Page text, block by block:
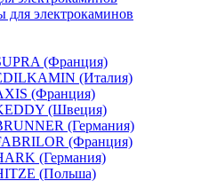
для электрокаминов
(Франция)
(Италия)
(Франция)
(Швеция)
(Германия)
(Франция)
(Германия)
(Польша)